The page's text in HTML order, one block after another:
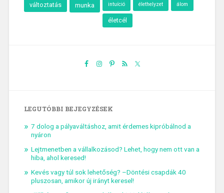
változtatás munka intuíció élethelyzet álom
életcél
LEGUTÓBBI BEJEGYZÉSEK
7 dolog a pályaváltáshoz, amit érdemes kipróbálnod a
nyáron
Lejtmenetben a vállalkozásod? Lehet, hogy nem ott van a
hiba, ahol keresed!
Kevés vagy túl sok lehetőség? –Döntési csapdák 40
pluszosan, amikor új irányt keresel!